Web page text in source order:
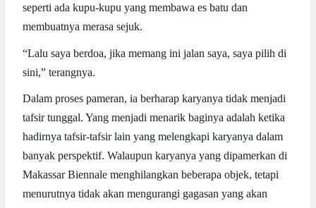
seperti ada kupu-kupu yang membawa es batu dan
membuatnya merasa sejuk.
“Lalu saya berdoa, jika memang ini jalan saya, saya pilih di
sini,” terangnya.
Dalam proses pameran, ia berharap karyanya tidak menjadi
tafsir tunggal. Yang menjadi menarik baginya adalah ketika
hadirnya tafsir-tafsir lain yang melengkapi karyanya dalam
banyak perspektif. Walaupun karyanya yang dipamerkan di
Makassar Biennale menghilangkan beberapa objek, tetapi
menurutnya tidak akan mengurangi gagasan yang akan